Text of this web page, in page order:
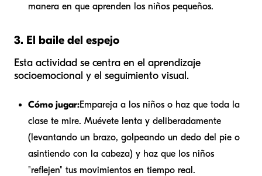
manera en que aprenden los niños pequeños.
3. El baile del espejo
Esta actividad se centra en el aprendizaje
socioemocional y el seguimiento visual.
Cómo jugar:Empareja a los niños o haz que toda la
clase te mire. Muévete lenta y deliberadamente
(levantando un brazo, golpeando un dedo del pie o
asintiendo con la cabeza) y haz que los niños
"reflejen" tus movimientos en tiempo real.